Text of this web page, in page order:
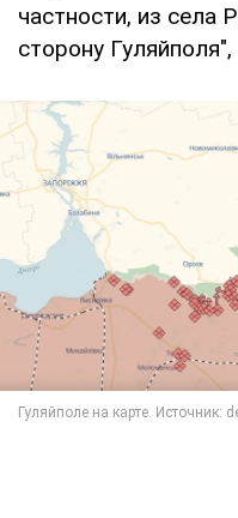
частности, из села
сторону